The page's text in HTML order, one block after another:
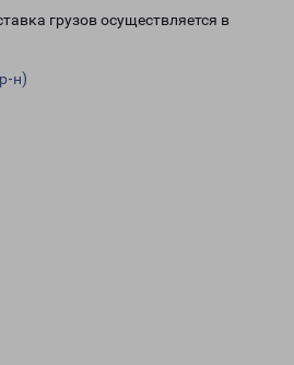
грузов осуществляется в
н)